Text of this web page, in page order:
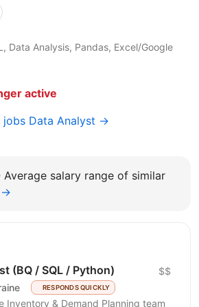
Data Analysis, Pandas, Excel/Google
active
jobs Data Analyst →
Average salary range of similar
→
(BQ / SQL / Python)
RESPONDS QUICKLY
$$